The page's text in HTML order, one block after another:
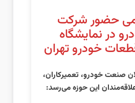
حضور شرکت
در نمایشگاه
خودرو تهران
صنعت خودرو، تعمیرکاران،
این حوزه می‌رسد: